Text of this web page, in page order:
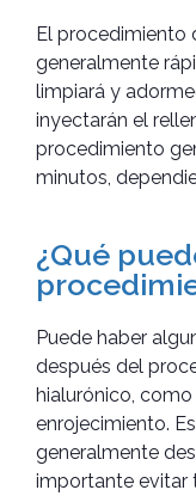
El procedimiento
generalmente
limpiará y
inyectarán el
procedimiento
minutos,
¿Qué
Puede haber
después del
hialurónico,
enrojecimiento.
generalmente
importante evitar